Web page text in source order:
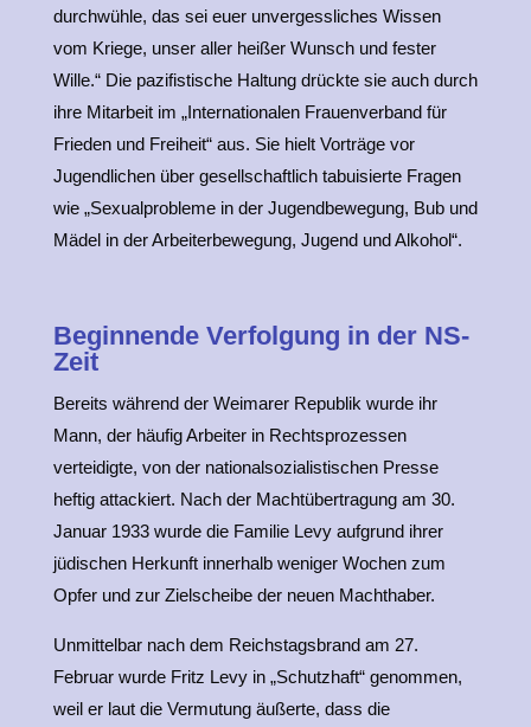
durchwühle, das sei euer unvergessliches Wissen
vom Kriege, unser aller heißer Wunsch und fester
Wille.“ Die pazifistische Haltung drückte sie auch durch
ihre Mitarbeit im „Internationalen Frauenverband für
Frieden und Freiheit“ aus. Sie hielt Vorträge vor
Jugendlichen über gesellschaftlich tabuisierte Fragen
wie „Sexualprobleme in der Jugendbewegung, Bub und
Mädel in der Arbeiterbewegung, Jugend und Alkohol“.
Beginnende Verfolgung in der NS-
Zeit
Bereits während der Weimarer Republik wurde ihr
Mann, der häufig Arbeiter in Rechtsprozessen
verteidigte, von der nationalsozialistischen Presse
heftig attackiert. Nach der Machtübertragung am 30.
Januar 1933 wurde die Familie Levy aufgrund ihrer
jüdischen Herkunft innerhalb weniger Wochen zum
Opfer und zur Zielscheibe der neuen Machthaber.
Unmittelbar nach dem Reichstagsbrand am 27.
Februar wurde Fritz Levy in „Schutzhaft“ genommen,
weil er laut die Vermutung äußerte, dass die